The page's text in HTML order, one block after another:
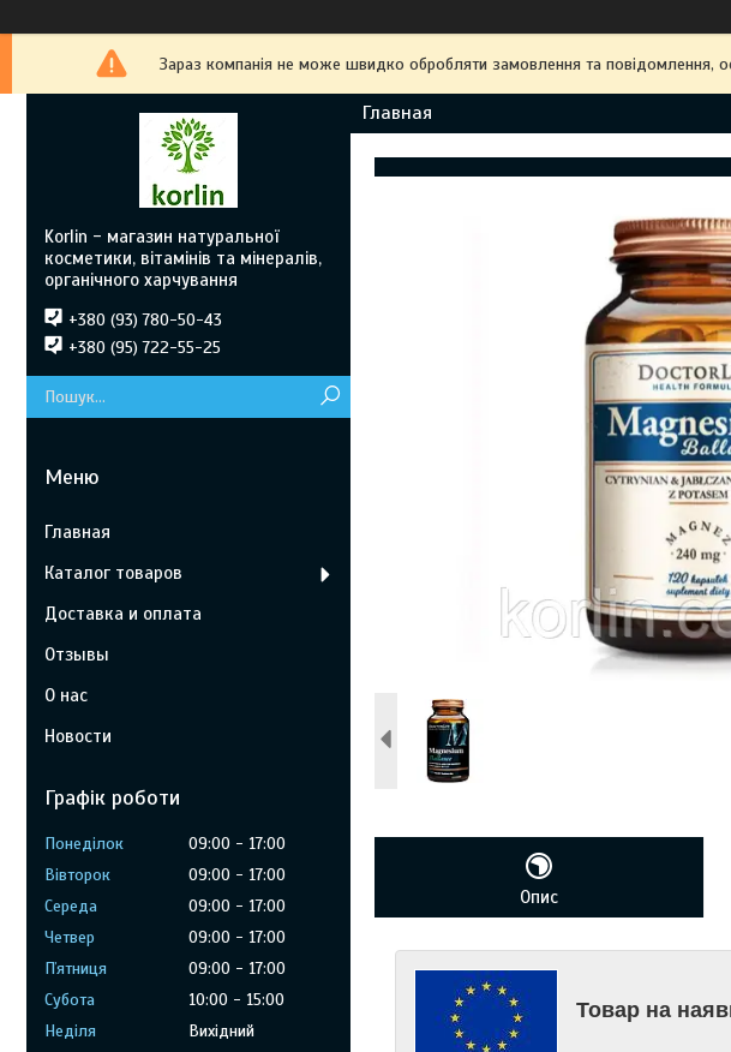
Зараз компанія не може швидко обробляти замовлення та повідомлення,
Главная
Опис
Товар на
Korlin - магазин натуральної
косметики, вітамінів та мінералів,
органічного харчування
+380 (93) 780-50-43
+380 (95) 722-55-25
Главная
Каталог товаров
Доставка и оплата
Отзывы
О нас
Новости
Графік роботи
Понеділок 09:00
17:00
Вівторок
09:00
17:00
Середа
09:00
17:00
Четвер
09:00
17:00
Пʼятниця
09:00
17:00
Субота
10:00
15:00
Неділя
Вихідний